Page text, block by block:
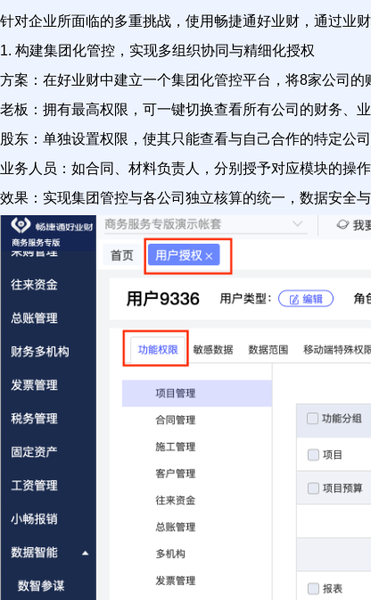
针对企业所面临的多重挑战，使用畅捷通好业财，通过业
1. 构建集团化管控，实现多组织协同与精细化授权
方案：在好业财中建立一个集团化管控平台，将8家公司
老板：拥有最高权限，可一键切换查看所有公司的财务、
股东：单独设置权限，使其只能查看与自己合作的特定公
业务人员：如合同、材料负责人，分别授予对应模块的操作
效果：实现集团管控与各公司独立核算的统一，数据安全与